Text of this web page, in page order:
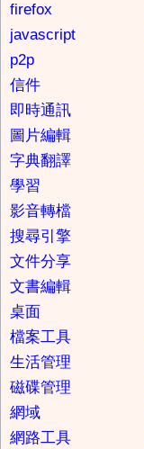
firefox
javascript
p2p
信件
即時通訊
圖片編輯
字典翻譯
學習
影音轉檔
搜尋引擎
文件分享
文書編輯
桌面
檔案工具
生活管理
磁碟管理
網域
網路工具